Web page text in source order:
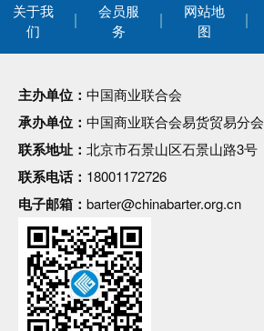
关于我
们
会员服
务
网站地
图
主办单位： 中国商业联合会
承办单位： 中国商业联合会易货贸易分会
联系地址： 北京市石景山区石景山路3号
联系电话： 18001172726
电子邮箱： barter@chinabarter.org.cn